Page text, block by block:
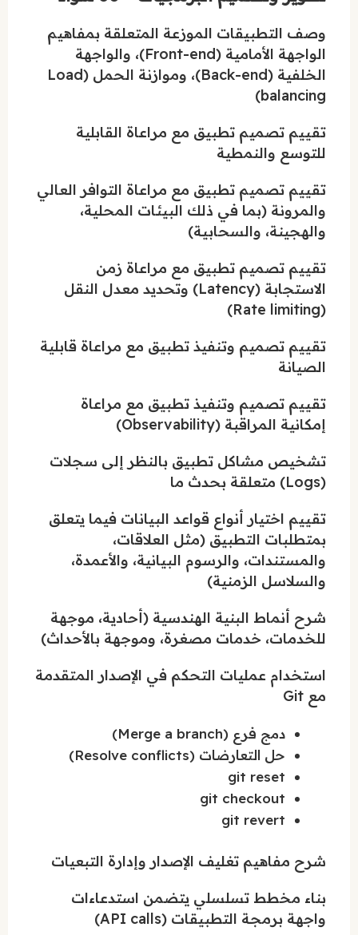
وصف التطبيقات الموزعة المتعلقة بمفاهيم
الواجهة الأمامية (Front-end)، والواجهة
الخلفية (Back-end)، وموازنة الحمل (Load
balancing)
تقييم تصميم تطبيق مع مراعاة القابلية
للتوسع والنمطية
تقييم تصميم تطبيق مع مراعاة التوافر العالي
والمرونة (بما في ذلك البيئات المحلية،
والهجينة، والسحابية)
تقييم تصميم تطبيق مع مراعاة زمن
الاستجابة (Latency) وتحديد معدل النقل
(Rate limiting)
تقييم تصميم وتنفيذ تطبيق مع مراعاة قابلية
الصيانة
تقييم تصميم وتنفيذ تطبيق مع مراعاة
إمكانية المراقبة (Observability)
تشخيص مشاكل تطبيق بالنظر إلى سجلات
(Logs) متعلقة بحدث ما
تقييم اختيار أنواع قواعد البيانات فيما يتعلق
بمتطلبات التطبيق (مثل العلاقات،
والمستندات، والرسوم البيانية، والأعمدة،
والسلاسل الزمنية)
شرح أنماط البنية الهندسية (أحادية، موجهة
للخدمات، خدمات مصغرة، وموجهة بالأحداث)
استخدام عمليات التحكم في الإصدار المتقدمة
مع Git
دمج فرع (Merge a branch)
حل التعارضات (Resolve conflicts)
git reset
git checkout
git revert
شرح مفاهيم تغليف الإصدار وإدارة التبعيات
بناء مخطط تسلسلي يتضمن استدعاءات
واجهة برمجة التطبيقات (API calls)